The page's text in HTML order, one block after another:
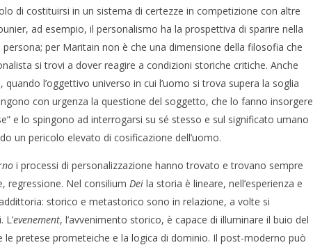
di costituirsi in un sistema di certezze in competizione con altre
ad esempio, il personalismo ha la prospettiva di sparire nella
persona; per Maritain non è che una dimensione della filosofia che
si trovi a dover reagire a condizioni storiche critiche. Anche
l’oggettivo universo in cui l’uomo si trova supera la soglia
con urgenza la questione del soggetto, che lo fanno insorgere
e lo spingono ad interrogarsi su sé stesso e sul significato umano
un pericolo elevato di cosificazione dell’uomo.
i processi di personalizzazione hanno trovato e trovano sempre
regressione. Nel consilium Deila storia è lineare, nell’esperienza e
storico e metastorico sono in relazione, a volte si
evenement, l’avvenimento storico, è capace di illuminare il buio del
pretese prometeiche e la logica di dominio. Il post-moderno può